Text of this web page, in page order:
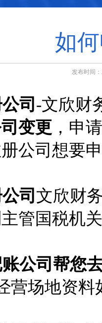
如
发布时间
司 -文欣财
变更 ，申
公司想要
司 文欣财
管国税机
公司 帮您
场地资料